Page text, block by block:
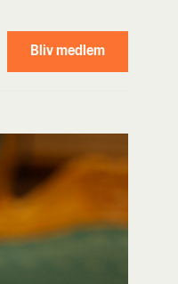
Bliv medlem